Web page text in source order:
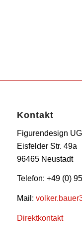
Kontakt
Figurendesign
Eisfelder Str. 49a
96465 Neustadt
Telefon: +49 (0)
Mail:
Direktkontakt